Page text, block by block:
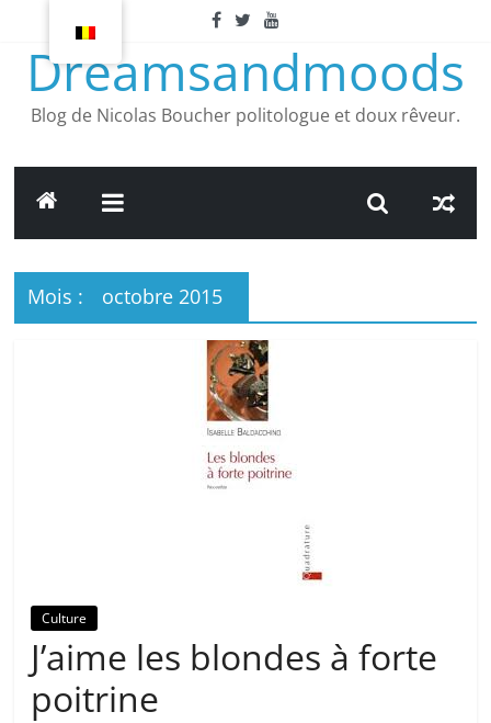
Dreamsandmoods
Blog de Nicolas Boucher politologue et doux rêveur.
Mois : octobre 2015
Culture
J’aime les blondes à forte
poitrine